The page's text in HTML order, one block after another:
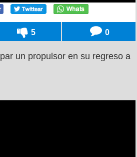
5 0
un propulsor en su regreso a